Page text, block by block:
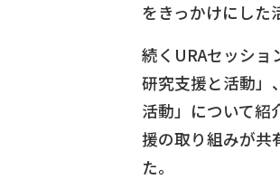
をきっかけにした
続くURAセッショ
研究支援と活動」
活動」について紹
援の取り組みが共
た。